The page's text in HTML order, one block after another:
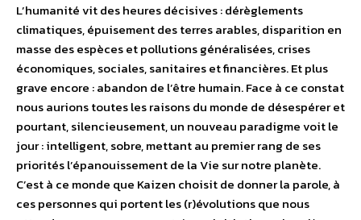
L’humanité vit des heures décisives : dérèglements
climatiques, épuisement des terres arables, disparition en
masse des espèces et pollutions généralisées, crises
économiques, sociales, sanitaires et financières. Et plus
grave encore : abandon de l’être humain. Face à ce constat
nous aurions toutes les raisons du monde de désespérer et
pourtant, silencieusement, un nouveau paradigme voit le
jour : intelligent, sobre, mettant au premier rang de ses
priorités l’épanouissement de la Vie sur notre planète.
C’est à ce monde que Kaizen choisit de donner la parole, à
ces personnes qui portent les (r)évolutions que nous